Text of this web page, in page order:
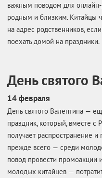
важным поводом для
родным и близким. Китайцы
на адрес родственников,
поехать домой на праздники.
День святого
14 февраля
День святого Валентина —
праздник, который, вместе с
получает распространение и
прежде всего — среди
повод провести промоакции
молодых китайцев —